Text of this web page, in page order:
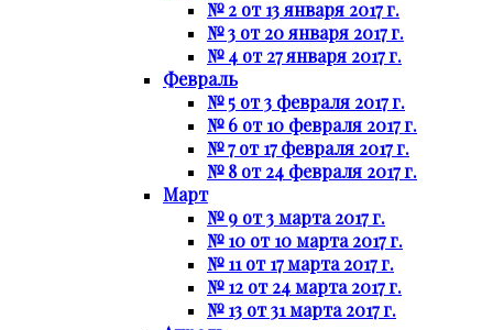
№ 2 от 13 января 2017 г.
№ 3 от 20 января 2017 г.
№ 4 от 27 января 2017 г.
Февраль
№ 5 от 3 февраля 2017 г.
№ 6 от 10 февраля 2017 г.
№ 7 от 17 февраля 2017 г.
№ 8 от 24 февраля 2017 г.
Март
№ 9 от 3 марта 2017 г.
№ 10 от 10 марта 2017 г.
№ 11 от 17 марта 2017 г.
№ 12 от 24 марта 2017 г.
№ 13 от 31 марта 2017 г.